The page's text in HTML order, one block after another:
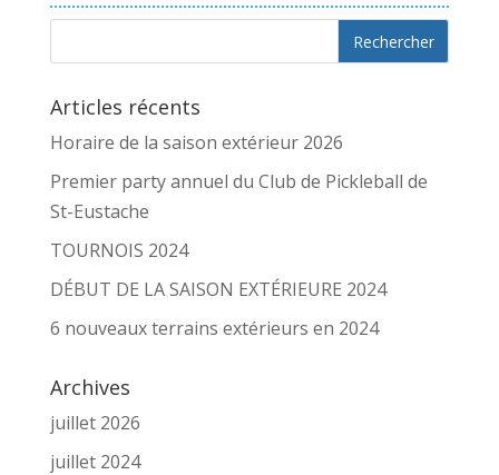
Articles récents
Horaire de la saison extérieur 2026
Premier party annuel du Club de Pickleball de
St-Eustache
TOURNOIS 2024
DÉBUT DE LA SAISON EXTÉRIEURE 2024
6 nouveaux terrains extérieurs en 2024
Archives
juillet 2026
juillet 2024